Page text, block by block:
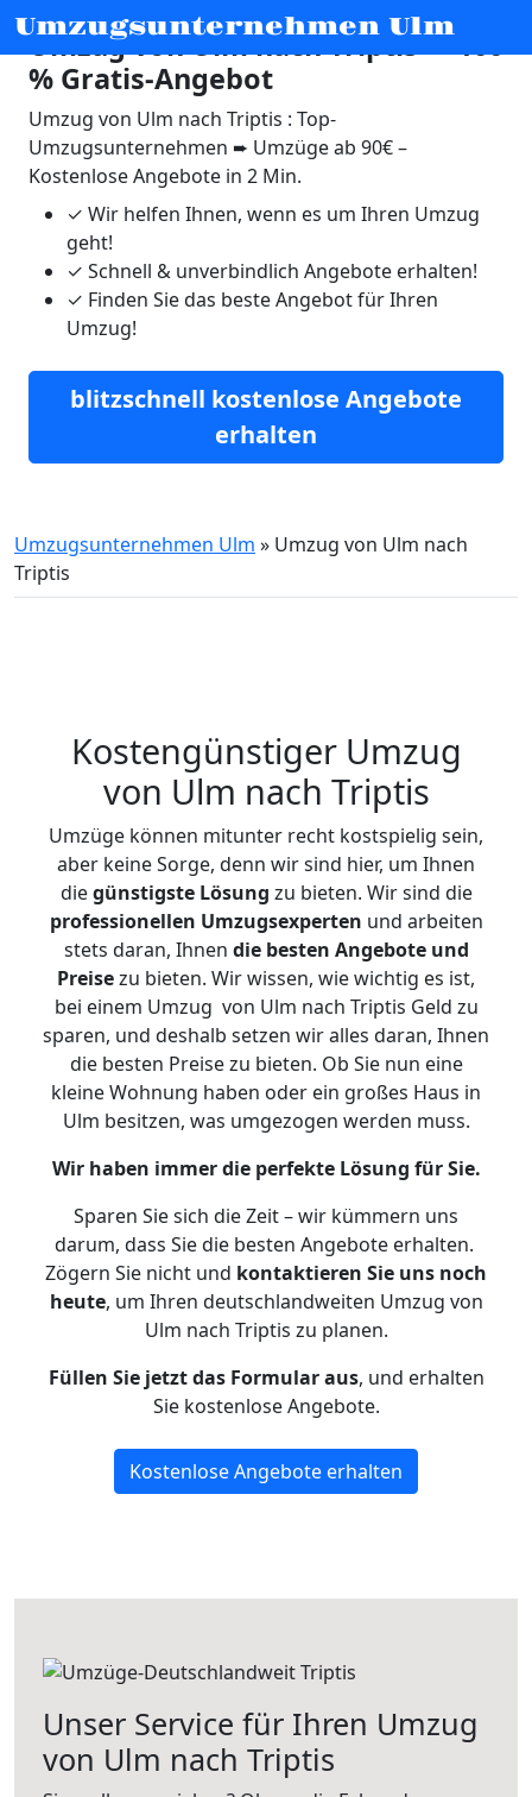
Umzugsunternehmen Ulm
Umzug von Ulm nach Triptis ☛ 100
% Gratis-Angebot
Umzug von Ulm nach Triptis : Top-
Umzugsunternehmen ➨ Umzüge ab 90€ –
Kostenlose Angebote in 2 Min.
✓ Wir helfen Ihnen, wenn es um Ihren Umzug
geht!
✓ Schnell & unverbindlich Angebote erhalten!
✓ Finden Sie das beste Angebot für Ihren
Umzug!
blitzschnell kostenlose Angebote
erhalten
Umzugsunternehmen Ulm » Umzug von Ulm nach
Triptis
Kostengünstiger Umzug
von Ulm nach Triptis
Umzüge können mitunter recht kostspielig sein,
aber keine Sorge, denn wir sind hier, um Ihnen
diegünstigste Lösung zu bieten. Wir sind die
professionellen Umzugsexperten und arbeiten
stets daran, Ihnen die besten Angebote und
Preisezu bieten. Wir wissen, wie wichtig es ist,
bei einem Umzug von Ulm nach Triptis Geld zu
sparen, und deshalb setzen wir alles daran, Ihnen
die besten Preise zu bieten. Ob Sie nun eine
kleine Wohnung haben oder ein großes Haus in
Ulm besitzen, was umgezogen werden muss.
Wir haben immer die perfekte Lösung für Sie.
Sparen Sie sich die Zeit – wir kümmern uns
darum, dass Sie die besten Angebote erhalten.
Zögern Sie nicht und kontaktieren Sie uns noch
heute, um Ihren deutschlandweiten Umzug von
Ulm nach Triptis zu planen.
Füllen Sie jetzt das Formular aus, und erhalten
Sie kostenlose Angebote.
Kostenlose Angebote erhalten
Unser Service für Ihren Umzug
von Ulm nach Triptis